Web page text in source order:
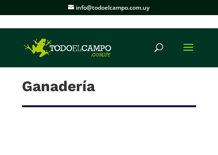
info@todoelcampo.com.uy
Ganadería